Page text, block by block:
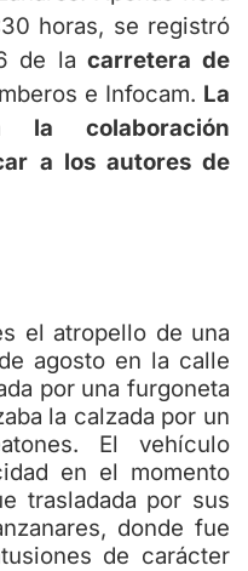
horas, se registró
de lacarretera de
e Infocam. La
la colaboración
a los autores de
el atropello de una
agosto en la calle
por una furgoneta
la calzada por un
El vehículo
en el momento
trasladada por sus
donde fue
de carácter